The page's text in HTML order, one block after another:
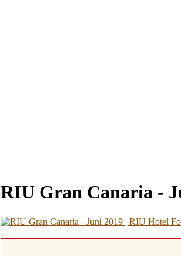
RIU Gran Canaria -